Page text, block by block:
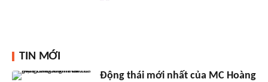
TIN MỚI
Động thái mới nhất của MC Hoàng